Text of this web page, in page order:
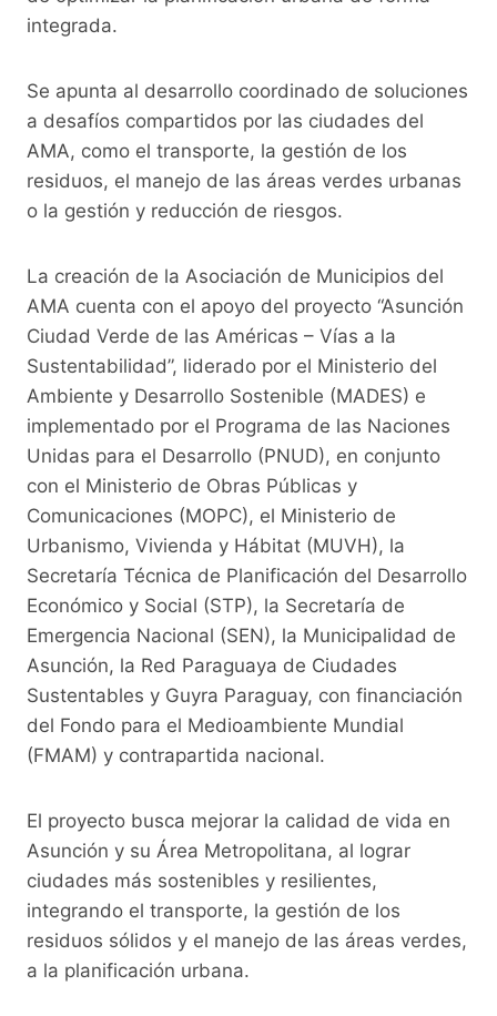
integrada.
Se apunta al desarrollo coordinado de soluciones
a desafíos compartidos por las ciudades del
AMA, como el transporte, la gestión de los
residuos, el manejo de las áreas verdes urbanas
o la gestión y reducción de riesgos.
La creación de la Asociación de Municipios del
AMA cuenta con el apoyo del proyecto “Asunción
Ciudad Verde de las Américas – Vías a la
Sustentabilidad”, liderado por el Ministerio del
Ambiente y Desarrollo Sostenible (MADES) e
implementado por el Programa de las Naciones
Unidas para el Desarrollo (PNUD), en conjunto
con el Ministerio de Obras Públicas y
Comunicaciones (MOPC), el Ministerio de
Urbanismo, Vivienda y Hábitat (MUVH), la
Secretaría Técnica de Planificación del Desarrollo
Económico y Social (STP), la Secretaría de
Emergencia Nacional (SEN), la Municipalidad de
Asunción, la Red Paraguaya de Ciudades
Sustentables y Guyra Paraguay, con financiación
del Fondo para el Medioambiente Mundial
(FMAM) y contrapartida nacional.
El proyecto busca mejorar la calidad de vida en
Asunción y su Área Metropolitana, al lograr
ciudades más sostenibles y resilientes,
integrando el transporte, la gestión de los
residuos sólidos y el manejo de las áreas verdes,
a la planificación urbana.